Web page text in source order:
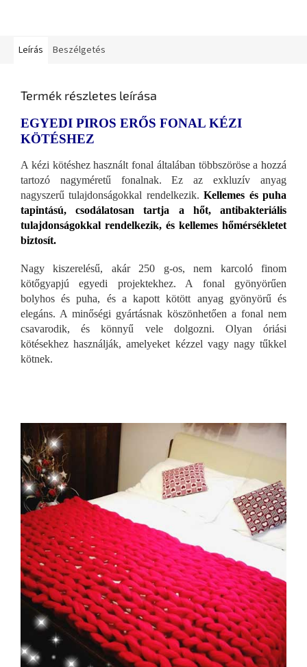
Leírás Beszélgetés
Termék részletes leírása
EGYEDI PIROS ERŐS FONAL KÉZI
KÖTÉSHEZ
A kézi kötéshez használt fonal általában többszöröse a hozzá
tartozó nagyméretű fonalnak. Ez az exkluzív anyag
nagyszerű tulajdonságokkal rendelkezik. Kellemes és puha
tapintású, csodálatosan tartja a hőt, antibakteriális
tulajdonságokkal rendelkezik, és kellemes hőmérsékletet
biztosít.
Nagy kiszerelésű, akár 250 g-os, nem karcoló finom
kötőgyapjú egyedi projektekhez. A fonal gyönyörűen
bolyhos és puha, és a kapott kötött anyag gyönyörű és
elegáns. A minőségi gyártásnak köszönhetően a fonal nem
csavarodik, és könnyű vele dolgozni. Olyan óriási
kötésekhez használják, amelyeket kézzel vagy nagy tűkkel
kötnek.